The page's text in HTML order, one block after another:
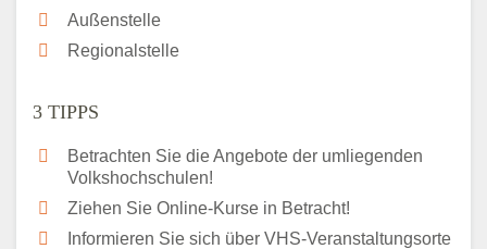
Außenstelle
Regionalstelle
3 TIPPS
Betrachten Sie die Angebote der umliegenden
Volkshochschulen!
Ziehen Sie Online-Kurse in Betracht!
Informieren Sie sich über VHS-Veranstaltungsorte